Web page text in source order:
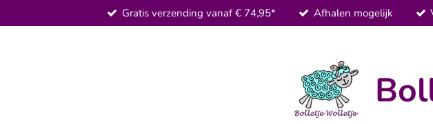
direct
Gratis verzending vanaf € 74,95* Afhalen mogelijk